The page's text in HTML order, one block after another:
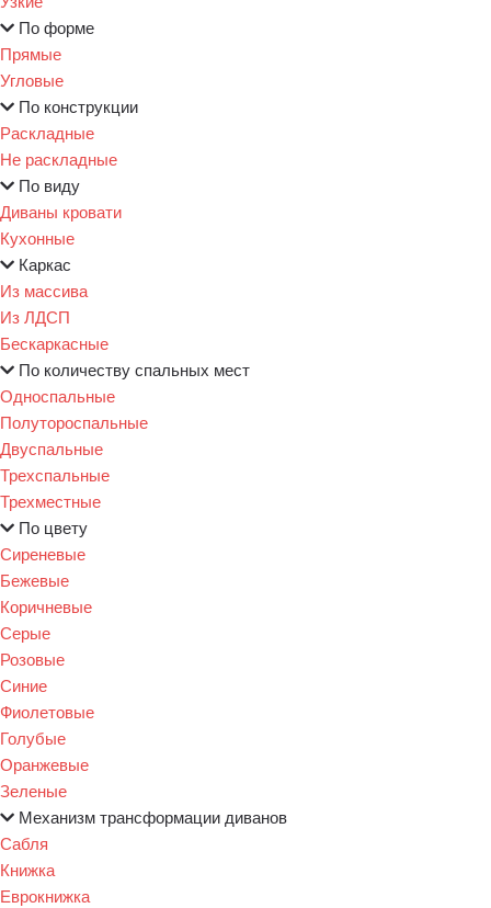
По форме
Прямые
Угловые
По конструкции
Раскладные
Не раскладные
По виду
Диваны кровати
Кухонные
Каркас
Из массива
Из ЛДСП
Бескаркасные
По количеству спальных мест
Односпальные
Полутороспальные
Двуспальные
Трехспальные
Трехместные
По цвету
Сиреневые
Бежевые
Коричневые
Серые
Розовые
Синие
Фиолетовые
Голубые
Оранжевые
Зеленые
Механизм трансформации диванов
Сабля
Книжка
Еврокнижка